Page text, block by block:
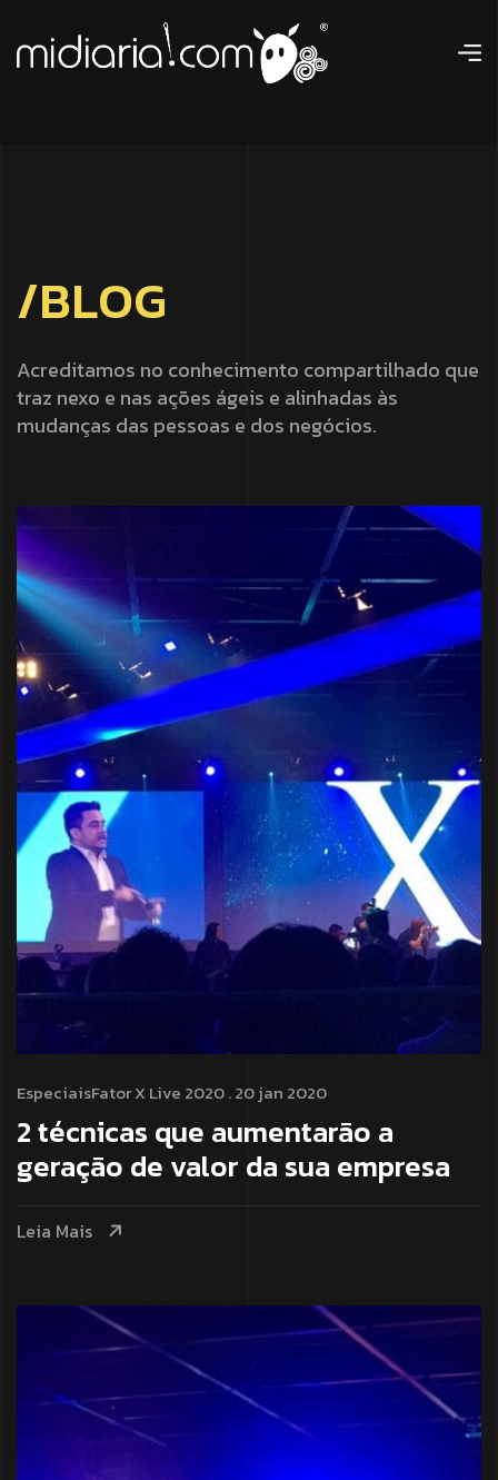
/BLOG
Acreditamos no conhecimento compartilhado que
traz nexo e nas ações ágeis e alinhadas às
mudanças das pessoas e dos negócios.
EspeciaisFator X Live 2020. 20 jan 2020
2 técnicas que aumentarão a
geração de valor da sua empresa
Leia Mais